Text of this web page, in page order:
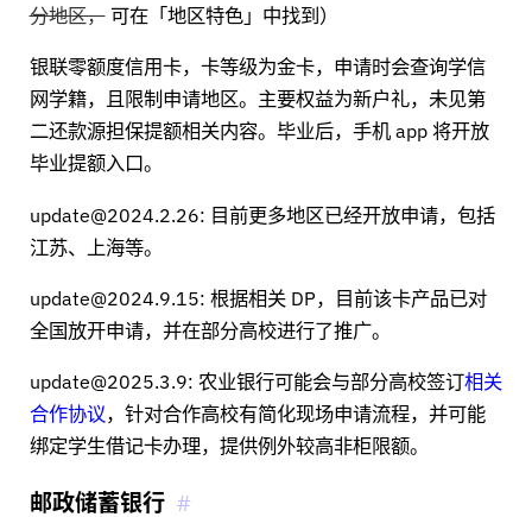
分地区，可在「地区特色」中找到）
银联零额度信用卡，卡等级为金卡，申请时会查询学信
网学籍，且限制申请地区。主要权益为新户礼，未见第
二还款源担保提额相关内容。毕业后，手机 app 将开放
毕业提额入口。
update@2024.2.26: 目前更多地区已经开放申请，包括
江苏、上海等。
update@2024.9.15: 根据相关 DP，目前该卡产品已对
全国放开申请，并在部分高校进行了推广。
update@2025.3.9: 农业银行可能会与部分高校签订相关
合作协议，针对合作高校有简化现场申请流程，并可能
绑定学生借记卡办理，提供例外较高非柜限额。
邮政储蓄银行